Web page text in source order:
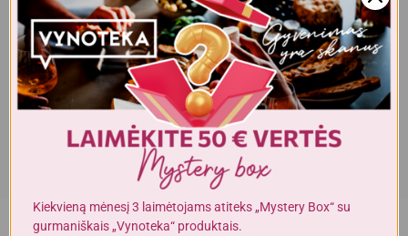
Realios prekės išvaizda gali šiek tiek skirtis nuo esančios nuotraukoje.
Prekės, kurias gausite, gali būti kitokioje pakuotėje bei kitokios
išvaizdos ar formos. Informacija produkto aprašyme, kuri pateikiama
elektroninėje parduotuvėje, yra bendro pobūdžio, todėl nėra tapati
informacijai, nurodomai ant produkto pakuotės. Ant produkto
pakuotės nurodoma informacija yra išsamesnė ir gali šiek tiek skirtis
nuo informacijos, nurodomos elektroninėje parduotuvėje pateiktų
prekių aprašymuose. Visada rekomenduojame perskaityti ir
vadovautis informacija, esančia ant prekės pakuotės. Akcijinių prekių
kiekis yra ribotas.
Kiekvieną mėnesį 3 laimėtojams atiteks „Mystery Box“ su
gurmaniškais „Vynoteka“ produktais.